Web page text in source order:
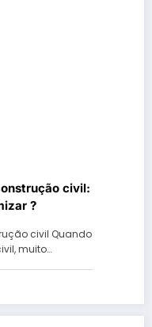
civil:
?
civil Quando
muito…